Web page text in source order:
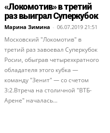
«Локомотив» в третий
раз выиграл Суперкубок
Марина Зимина - 06.07.2019 21:51
Московский "Локомотив" в
третий раз завоевал Суперкубок
Росии, обыграв четырехкратного
обладателя этого кубка —
команду "Зенит" — со счетом
3:2.Втреча на столичной "ВТБ-
Арене" началась...